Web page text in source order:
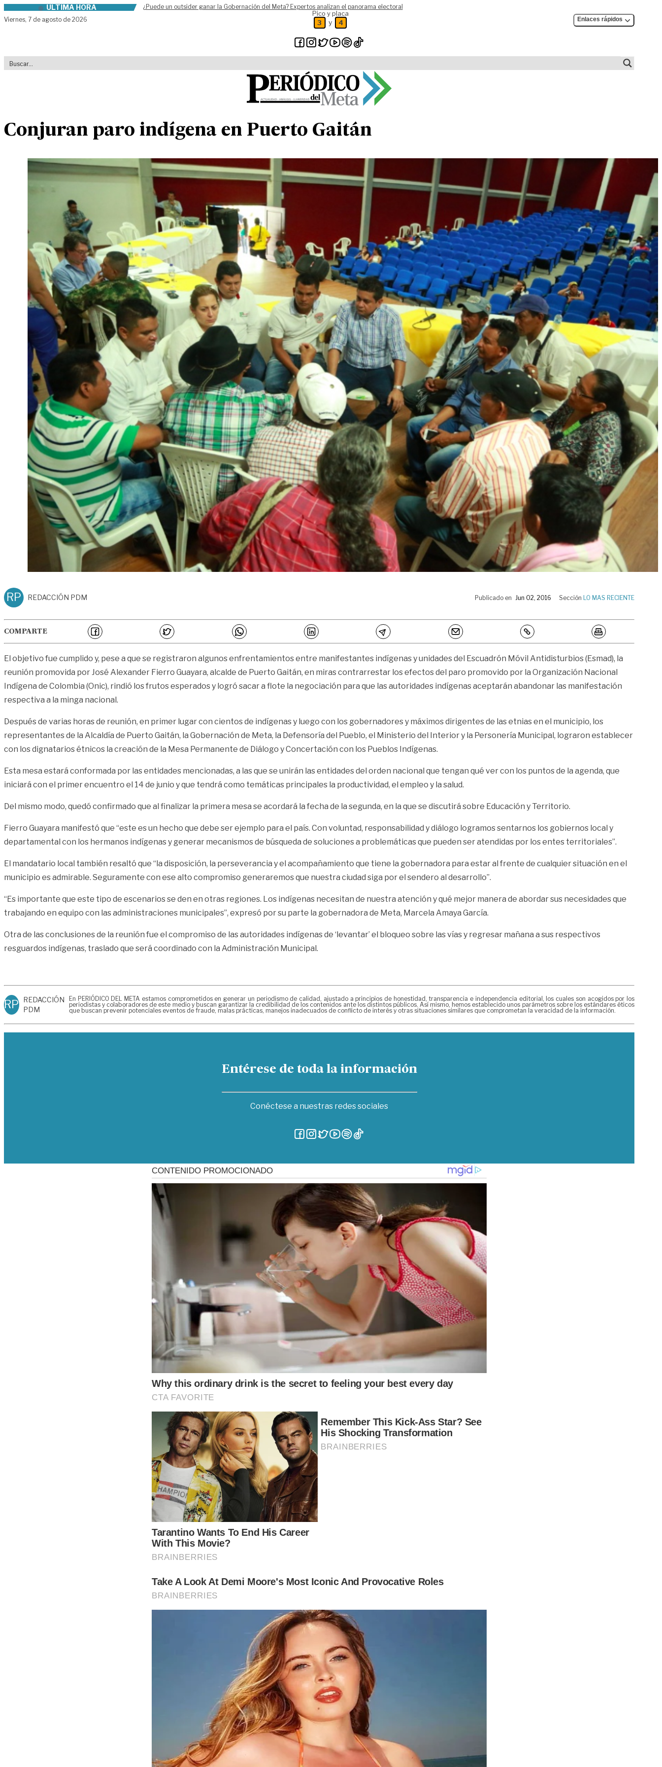
Skip to contentÚLTIMA HORA
¿Puede un outsider ganar la Gobernación del Meta? Expertos analizan el panorama electoral
Viernes, 7 de agosto de 2026
Pico y placa
3 y 4 Enlaces rápidos
Conjuran paro indígena en Puerto Gaitán
RP REDACCIÓN PDM Publicado en Jun 02, 2016 Sección LO MAS RECIENTE
COMPARTE
El objetivo fue cumplido y, pese a que se registraron algunos enfrentamientos entre manifestantes indígenas y unidades del Escuadrón Móvil Antidisturbios (Esmad), la
reunión promovida por José Alexander Fierro Guayara, alcalde de Puerto Gaitán, en miras contrarrestar los efectos del paro promovido por la Organización Nacional
Indígena de Colombia (Onic), rindió los frutos esperados y logró sacar a flote la negociación para que las autoridades indígenas aceptarán abandonar las manifestación
respectiva a la minga nacional.
Después de varias horas de reunión, en primer lugar con cientos de indígenas y luego con los gobernadores y máximos dirigentes de las etnias en el municipio, los
representantes de la Alcaldía de Puerto Gaitán, la Gobernación de Meta, la Defensoría del Pueblo, el Ministerio del Interior y la Personería Municipal, lograron establecer
con los dignatarios étnicos la creación de la Mesa Permanente de Diálogo y Concertación con los Pueblos Indígenas.
Esta mesa estará conformada por las entidades mencionadas, a las que se unirán las entidades del orden nacional que tengan qué ver con los puntos de la agenda, que
iniciará con el primer encuentro el 14 de junio y que tendrá como temáticas principales la productividad, el empleo y la salud.
Del mismo modo, quedó confirmado que al finalizar la primera mesa se acordará la fecha de la segunda, en la que se discutirá sobre Educación y Territorio.
Fierro Guayara manifestó que “este es un hecho que debe ser ejemplo para el país. Con voluntad, responsabilidad y diálogo logramos sentarnos los gobiernos local y
departamental con los hermanos indígenas y generar mecanismos de búsqueda de soluciones a problemáticas que pueden ser atendidas por los entes territoriales”.
El mandatario local también resaltó que “la disposición, la perseverancia y el acompañamiento que tiene la gobernadora para estar al frente de cualquier situación en el
municipio es admirable. Seguramente con ese alto compromiso generaremos que nuestra ciudad siga por el sendero al desarrollo”.
“Es importante que este tipo de escenarios se den en otras regiones. Los indígenas necesitan de nuestra atención y qué mejor manera de abordar sus necesidades que
trabajando en equipo con las administraciones municipales”, expresó por su parte la gobernadora de Meta, Marcela Amaya García.
Otra de las conclusiones de la reunión fue el compromiso de las autoridades indígenas de ‘levantar’ el bloqueo sobre las vías y regresar mañana a sus respectivos
resguardos indígenas, traslado que será coordinado con la Administración Municipal.
RP REDACCIÓN
PDM
En PERIÓDICO DEL META estamos comprometidos en generar un periodismo de calidad, ajustado a principios de honestidad, transparencia e independencia editorial, los cuales son acogidos por los
periodistas y colaboradores de este medio y buscan garantizar la credibilidad de los contenidos ante los distintos públicos. Así mismo, hemos establecido unos parámetros sobre los estándares éticos
que buscan prevenir potenciales eventos de fraude, malas prácticas, manejos inadecuados de conflicto de interés y otras situaciones similares que comprometan la veracidad de la información.
Entérese de toda la información
Conéctese a nuestras redes sociales